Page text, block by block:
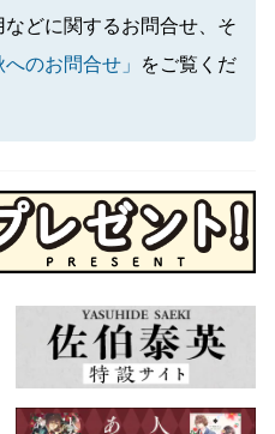
どに関するお問合せ、そ
へのお問合せ」
をご覧くだ